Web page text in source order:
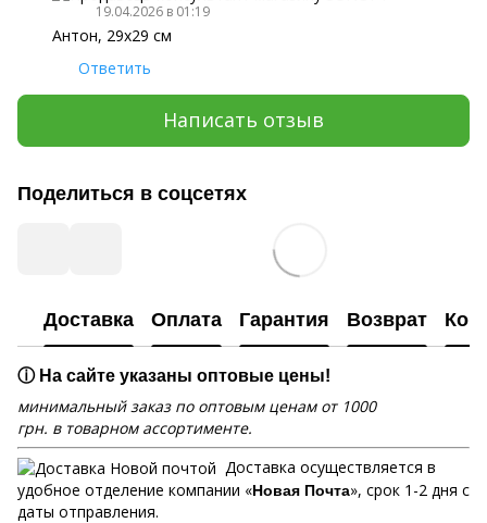
19.04.2026 в 01:19
Антон, 29х29 см
Ответить
Написать отзыв
Поделиться в соцсетях
Доставка Оплата Гарантия Возврат
ⓘ На сайте указаны оптовые цены!
минимальный заказ по оптовым ценам от 1000
грн. в товарном ассортименте.
Доставка осуществляется в
удобное отделение компании «Новая Почта», срок 1-2 дня с
даты отправления.